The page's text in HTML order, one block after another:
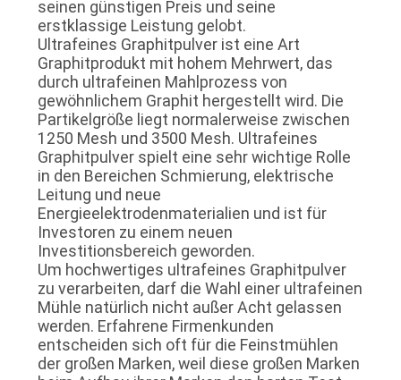
seinen günstigen Preis und seine
erstklassige Leistung gelobt.
Ultrafeines Graphitpulver ist eine Art
Graphitprodukt mit hohem Mehrwert, das
durch ultrafeinen Mahlprozess von
gewöhnlichem Graphit hergestellt wird. Die
Partikelgröße liegt normalerweise zwischen
1250 Mesh und 3500 Mesh. Ultrafeines
Graphitpulver spielt eine sehr wichtige Rolle
in den Bereichen Schmierung, elektrische
Leitung und neue
Energieelektrodenmaterialien und ist für
Investoren zu einem neuen
Investitionsbereich geworden.
Um hochwertiges ultrafeines Graphitpulver
zu verarbeiten, darf die Wahl einer ultrafeinen
Mühle natürlich nicht außer Acht gelassen
werden. Erfahrene Firmenkunden
entscheiden sich oft für die Feinstmühlen
der großen Marken, weil diese großen Marken